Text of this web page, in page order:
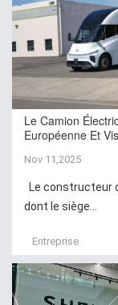
Le Camion
Européenne Et
Nov 11,2025
Le constructeur
dont le siège...
Entreprise